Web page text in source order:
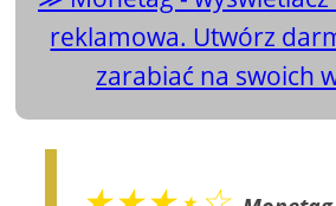
reklamowa. Utwórz
zarabiać na swoich